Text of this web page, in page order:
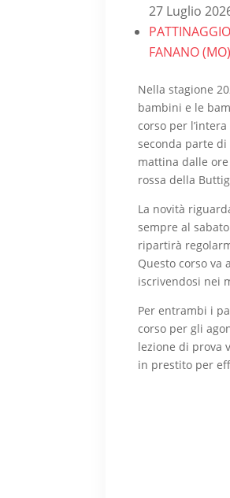
27 Luglio
FANANO (MO)
Nella stagione
bambini e le
corso per
seconda parte
mattina dalle
rossa della
La novità
sempre al
ripartirà
Questo corso va
iscrivendosi nei
Per entrambi i
corso per gli
lezione di prova
in prestito per